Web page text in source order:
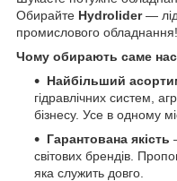
Обирайте Hydrolider—
промислового обладнання!
Чому обирають саме
Найбільший
гідравлічних систем,
бізнесу. Усе в одному
Гарантована якість
світових брендів.
яка служить довго.